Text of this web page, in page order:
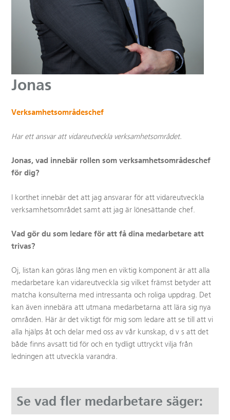
Jonas
Verksamhetsområdeschef
Har ett ansvar att vidareutveckla verksamhetsområdet.
Jonas, vad innebär rollen som verksamhetsområdeschef
för dig?
I korthet innebär det att jag ansvarar för att vidareutveckla
verksamhetsområdet samt att jag är lönesättande chef.
Vad gör du som ledare för att få dina medarbetare att
trivas?
Oj, listan kan göras lång men en viktig komponent är att alla
medarbetare kan vidareutveckla sig vilket främst betyder att
matcha konsulterna med intressanta och roliga uppdrag. Det
kan även innebära att utmana medarbetarna att lära sig nya
områden. Här är det viktigt för mig som ledare att se till att vi
alla hjälps åt och delar med oss av vår kunskap, d v s att det
både finns avsatt tid för och en tydligt uttryckt vilja från
ledningen att utveckla varandra.
Se vad fler medarbetare säger: